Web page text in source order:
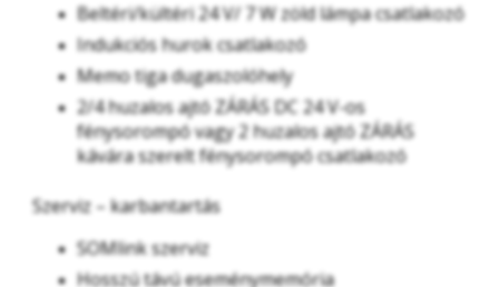
Beltéri/kültéri 24 V/ 7 W zöld lámpa csatlakozó
Indukciós hurok csatlakozó
Memo tiga dugaszolóhely
2/4 huzalos ajtó ZÁRÁS DC 24 V-os
fénysorompó vagy 2 huzalos ajtó ZÁRÁS
kávára szerelt fénysorompó csatlakozó
Szerviz – karbantartás
SOMlink szerviz
Hosszú távú eseménymemória